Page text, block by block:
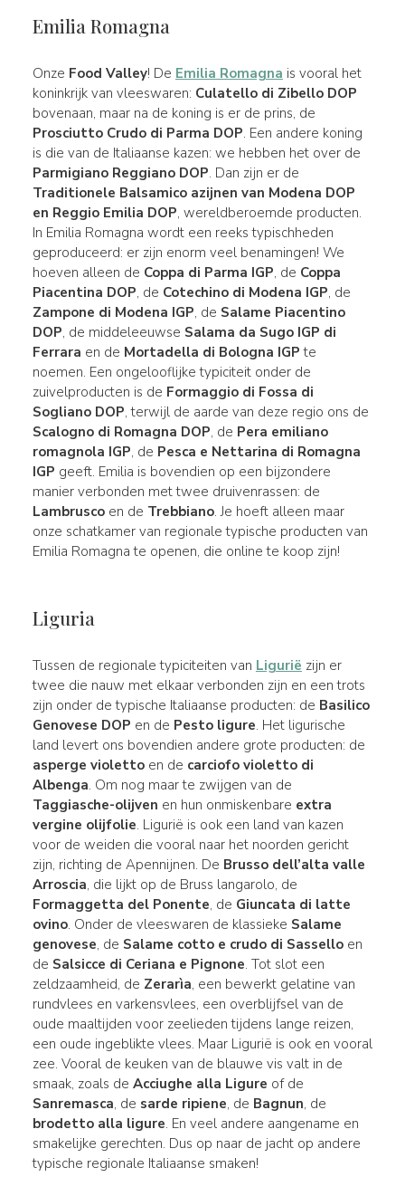
Emilia Romagna
Onze Food Valley! De Emilia Romagna is vooral het
koninkrijk van vleeswaren: Culatello di Zibello DOP
bovenaan, maar na de koning is er de prins, de
Prosciutto Crudo di Parma DOP. Een andere koning
is die van de Italiaanse kazen: we hebben het over de
Parmigiano Reggiano DOP. Dan zijn er de
Traditionele Balsamico azijnen van Modena DOP
en Reggio Emilia DOP, wereldberoemde producten.
In Emilia Romagna wordt een reeks typischheden
geproduceerd: er zijn enorm veel benamingen! We
hoeven alleen de Coppa di Parma IGP, de Coppa
Piacentina DOP, de Cotechino di Modena IGP, de
Zampone di Modena IGP, de Salame Piacentino
DOP, de middeleeuwse Salama da Sugo IGP di
Ferrara en de Mortadella di Bologna IGP te
noemen. Een ongelooflijke typiciteit onder de
zuivelproducten is de Formaggio di Fossa di
Sogliano DOP, terwijl de aarde van deze regio ons de
Scalogno di Romagna DOP, de Pera emiliano
romagnola IGP, de Pesca e Nettarina di Romagna
IGP geeft. Emilia is bovendien op een bijzondere
manier verbonden met twee druivenrassen: de
Lambrusco en de Trebbiano. Je hoeft alleen maar
onze schatkamer van regionale typische producten van
Emilia Romagna te openen, die online te koop zijn!
Liguria
Tussen de regionale typiciteiten van Ligurië zijn er
twee die nauw met elkaar verbonden zijn en een trots
zijn onder de typische Italiaanse producten: de Basilico
Genovese DOP en de Pesto ligure. Het ligurische
land levert ons bovendien andere grote producten: de
asperge violettoen de carciofo violetto di
Albenga. Om nog maar te zwijgen van de
Taggiasche-olijven en hun onmiskenbare extra
vergine olijfolie. Ligurië is ook een land van kazen
voor de weiden die vooral naar het noorden gericht
zijn, richting de Apennijnen. De Brusso dell’alta valle
Arroscia, die lijkt op de Bruss langarolo, de
Formaggetta del Ponente, de Giuncata di latte
ovino. Onder de vleeswaren de klassieke Salame
genovese, de Salame cotto e crudo di Sasselloen
de Salsicce di Ceriana e Pignone. Tot slot een
zeldzaamheid, de Zerarìa, een bewerkt gelatine van
rundvlees en varkensvlees, een overblijfsel van de
oude maaltijden voor zeelieden tijdens lange reizen,
een oude ingeblikte vlees. Maar Ligurië is ook en vooral
zee. Vooral de keuken van de blauwe vis valt in de
smaak, zoals de Acciughe alla Ligure of de
Sanremasca, de sarde ripiene, de Bagnun, de
brodetto alla ligure. En veel andere aangename en
smakelijke gerechten. Dus op naar de jacht op andere
typische regionale Italiaanse smaken!